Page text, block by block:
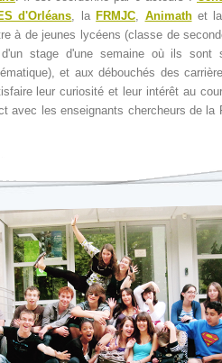
d'Orléans, la FRMJC, Animathet la
à de jeunes lycéens (classe de
stage d'une semaine où ils sont
et aux débouchés des
leur curiosité et leur intérêt au
avec les enseignants chercheurs de la